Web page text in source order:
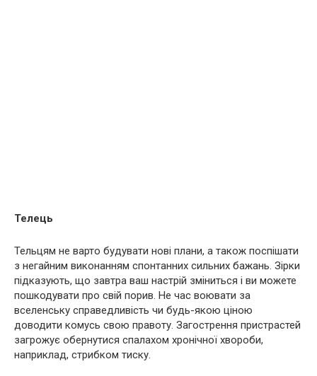
Телець
Тельцям не варто будувати нові плани, а також поспішати
з негайним виконанням спонтанних сильних бажань. Зірки
підказують, що завтра ваш настрій зміниться і ви можете
пошкодувати про свій порив. Не час воювати за
вселенську справедливість чи будь-якою ціною
доводити комусь свою правоту. Загострення пристрастей
загрожує обернутися спалахом хронічної хвороби,
наприклад, стрибком тиску.